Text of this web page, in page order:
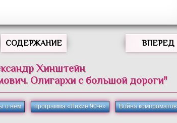
СОДЕРЖАНИЕ ВПЕРЕД
Хинштейн
Олигархи с большой дороги"
о нём программа «Лихие 90-е» Война компроматов